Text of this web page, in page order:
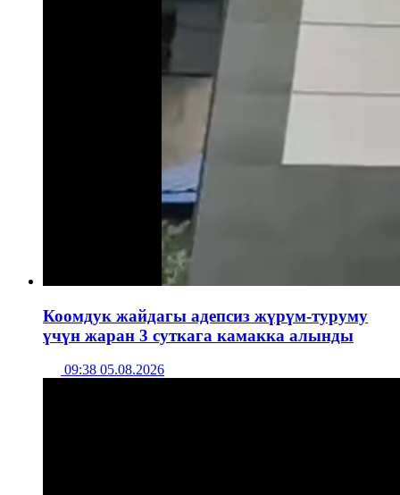
Коомдук жайдагы адепсиз жүрүм-туруму
үчүн жаран 3 суткага камакка алынды
09:38 05.08.2026